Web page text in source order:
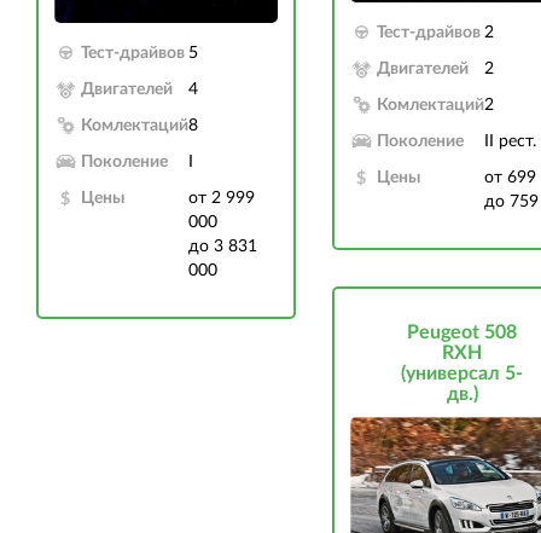
Тест-драйвов 5
Двигателей 4
Комлектаций8
Поколение
Цены
от 2 999
000
до 3 831
000
Тест-драйвов 2
Двигателей 2
Комлектаций2
Поколение II рест.
Цены
от 699
до
Peugeot 508
RXH
(универсал 5-
дв.)